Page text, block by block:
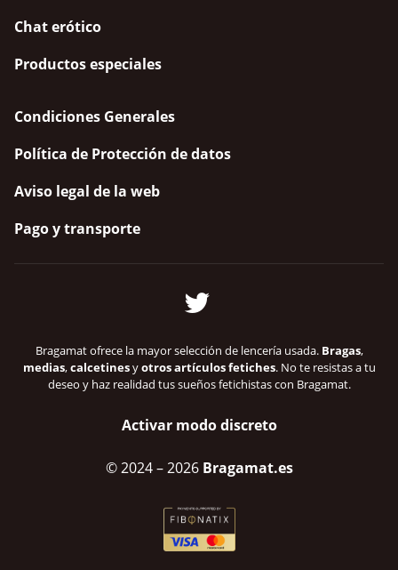
Chat erótico
Productos especiales
Condiciones Generales
Política de Protección de datos
Aviso legal de la web
Pago y transporte
Bragamat ofrece la mayor selección de lencería usada. Bragas,
medias,calcetinesyotros artículos fetiches. No te resistas a tu
deseo y haz realidad tus sueños fetichistas con Bragamat.
Activar modo discreto
© 2024– 2026 Bragamat.es